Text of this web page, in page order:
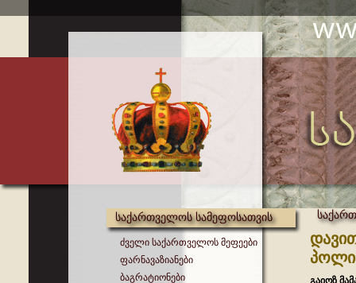
საქართველოს სამეფოსათვის
ძველი საქართველოს მეფეები
ფარნავაზიანები
ბაგრატიონები
გაიოზ